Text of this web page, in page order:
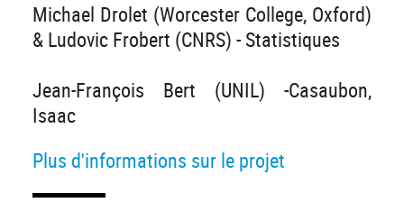
Michael Drolet (Worcester College, Oxford)
& Ludovic Frobert (CNRS) - Statistiques
Jean-François Bert (UNIL) -Casaubon,
Isaac
Plus d'informations sur le projet